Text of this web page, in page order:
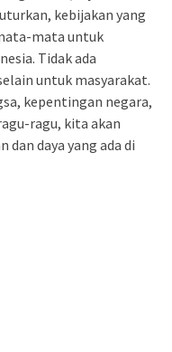
kebijakan yang
mata untuk
Tidak ada
untuk masyarakat.
kepentingan negara,
ragu, kita akan
dan daya yang ada di